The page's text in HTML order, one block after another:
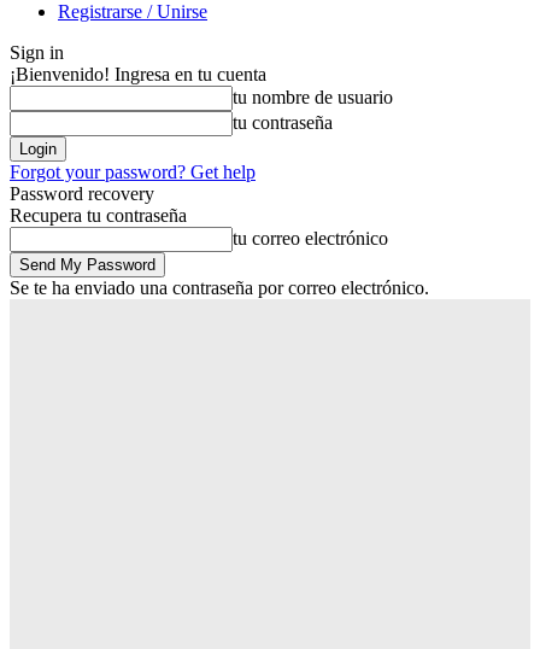
Registrarse / Unirse
Sign in
¡Bienvenido! Ingresa en tu cuenta
tu nombre de usuario
tu contraseña
Forgot your password? Get help
Password recovery
Recupera tu contraseña
tu correo electrónico
Se te ha enviado una contraseña por correo electrónico.